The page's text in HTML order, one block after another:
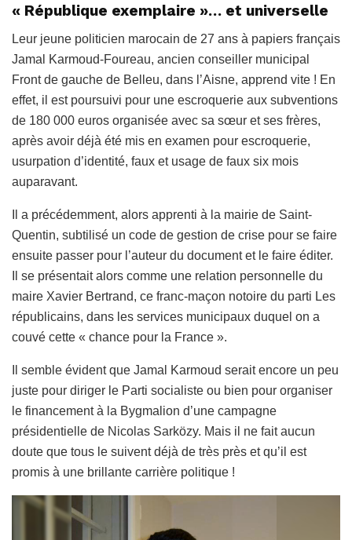
« République exemplaire »… et universelle
Leur jeune politicien marocain de 27 ans à papiers français
Jamal Karmoud-Foureau, ancien conseiller municipal
Front de gauche de Belleu, dans l’Aisne, apprend vite ! En
effet, il est poursuivi pour une escroquerie aux subventions
de 180 000 euros organisée avec sa sœur et ses frères,
après avoir déjà été mis en examen pour escroquerie,
usurpation d’identité, faux et usage de faux six mois
auparavant.
Il a précédemment, alors apprenti à la mairie de Saint-
Quentin, subtilisé un code de gestion de crise pour se faire
ensuite passer pour l’auteur du document et le faire éditer.
Il se présentait alors comme une relation personnelle du
maire Xavier Bertrand, ce franc-maçon notoire du parti Les
républicains, dans les services municipaux duquel on a
couvé cette « chance pour la France ».
Il semble évident que Jamal Karmoud serait encore un peu
juste pour diriger le Parti socialiste ou bien pour organiser
le financement à la Bygmalion d’une campagne
présidentielle de Nicolas Sarközy. Mais il ne fait aucun
doute que tous le suivent déjà de très près et qu’il est
promis à une brillante carrière politique !